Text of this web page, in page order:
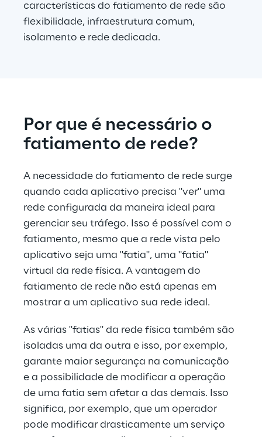
características do fatiamento de rede são
flexibilidade, infraestrutura comum,
isolamento e rede dedicada.
Por que é necessário o
fatiamento de rede?
A necessidade do fatiamento de rede surge
quando cada aplicativo precisa "ver" uma
rede configurada da maneira ideal para
gerenciar seu tráfego. Isso é possível com o
fatiamento, mesmo que a rede vista pelo
aplicativo seja uma "fatia", uma "fatia"
virtual da rede física. A vantagem do
fatiamento de rede não está apenas em
mostrar a um aplicativo sua rede ideal.
As várias "fatias" da rede física também são
isoladas uma da outra e isso, por exemplo,
garante maior segurança na comunicação
e a possibilidade de modificar a operação
de uma fatia sem afetar a das demais. Isso
significa, por exemplo, que um operador
pode modificar drasticamente um serviço